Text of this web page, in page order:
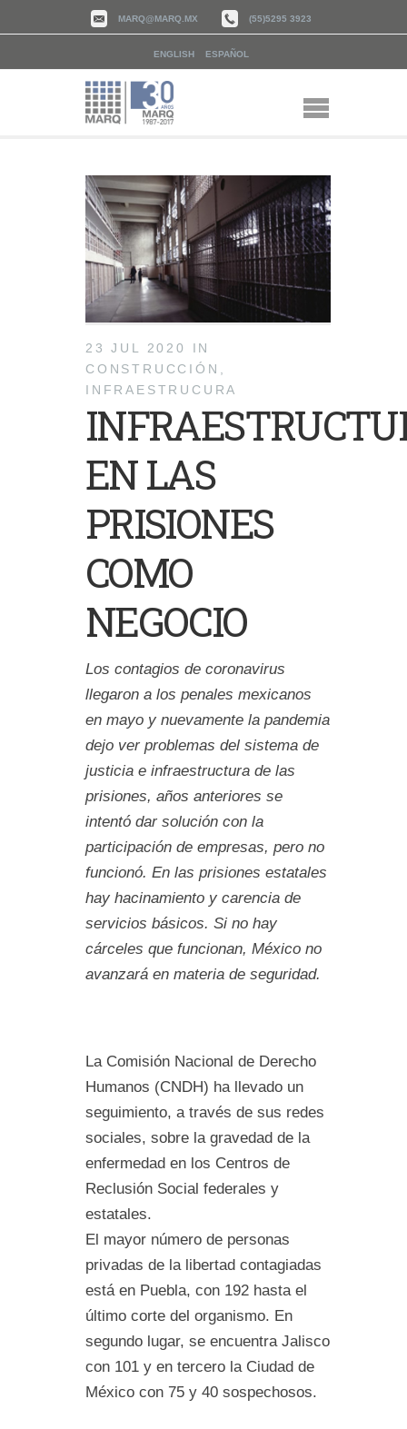
MARQ@MARQ.MX (55)5295 3923
ENGLISH ESPAÑOL
23 JUL 2020 IN
CONSTRUCCIÓN
INFRAESTRUCURA
EN LAS
PRISIONES
COMO
NEGOCIO
Los contagios de coronavirus
llegaron a los penales mexicanos
en mayo y nuevamente la pandemia
dejo ver problemas del sistema de
justicia e infraestructura de las
prisiones, años anteriores se
intentó dar solución con la
participación de empresas, pero no
funcionó. En las prisiones estatales
hay hacinamiento y carencia de
servicios básicos. Si no hay
cárceles que funcionan, México no
avanzará en materia de seguridad.
La Comisión Nacional de Derecho
Humanos (CNDH) ha llevado un
seguimiento, a través de sus redes
sociales, sobre la gravedad de la
enfermedad en los Centros de
Reclusión Social federales y
estatales.
El mayor número de personas
privadas de la libertad contagiadas
está en Puebla, con 192 hasta el
último corte del organismo. En
segundo lugar, se encuentra Jalisco
con 101 y en tercero la Ciudad de
México con 75 y 40 sospechosos.